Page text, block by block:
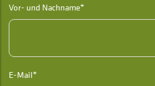
Vor- und Nachname*
E-Mail*